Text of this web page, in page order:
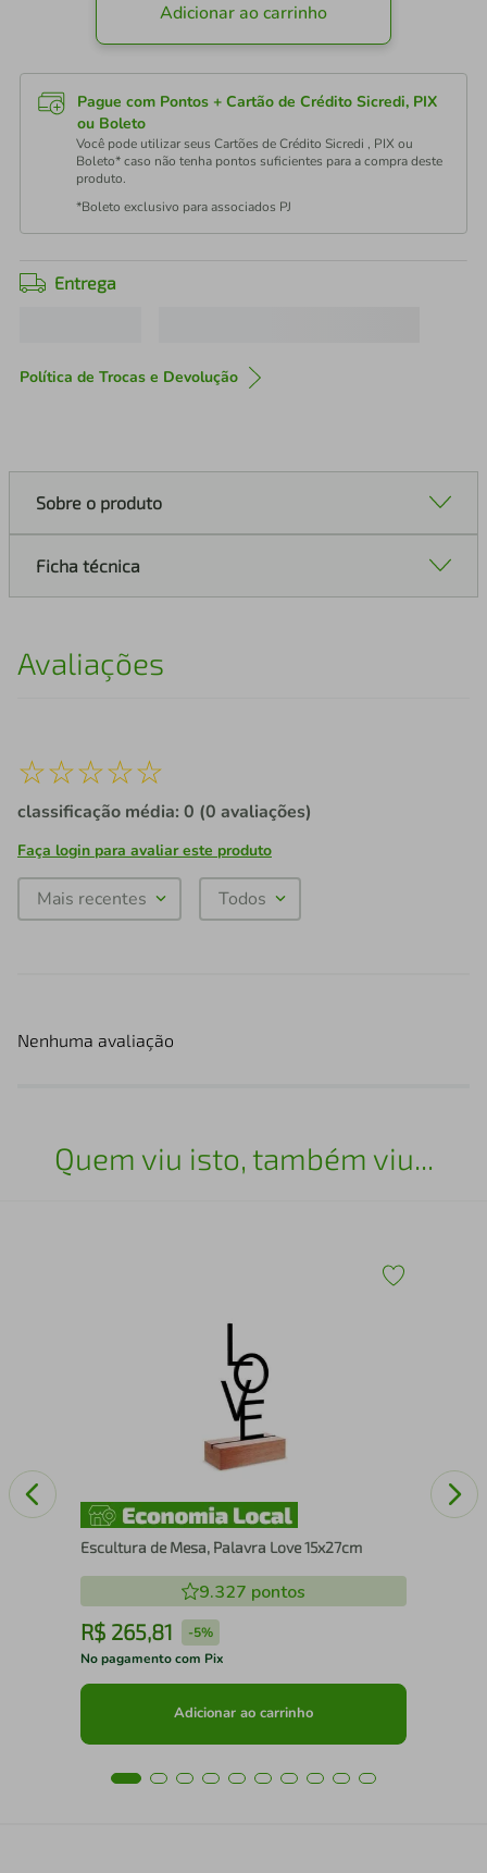
Adicionar ao carrinho
Pague com Pontos + Cartão de Crédito Sicredi, PIX
ou Boleto
Você pode utilizar seus Cartões de Crédito Sicredi , PIX ou
Boleto* caso não tenha pontos suficientes para a compra deste
produto.
*Boleto exclusivo para associados PJ
Entrega
Política de Trocas e Devolução
Sobre o produto
Ficha técnica
Avaliações
☆☆☆☆☆
classificação média: 0 (0 avaliações)
Faça login para avaliar este produto
Mais recentes Todos
Nenhuma avaliação
Quem viu isto, também viu...
Escultura de Mesa, Palavra Love 15x27cm
9.327 pontos
R$ 265,81 -5%
No pagamento com Pix
Adicionar ao carrinho